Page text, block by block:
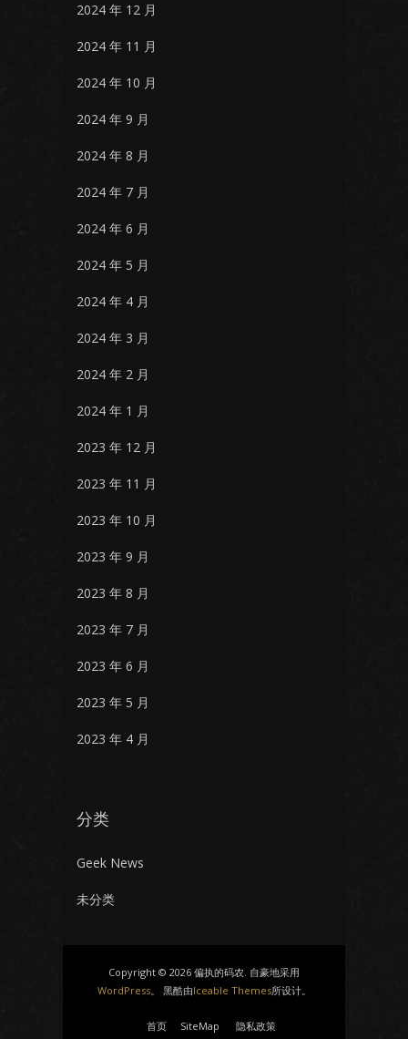
2024 年 12 月
2024 年 11 月
2024 年 10 月
2024 年 9 月
2024 年 8 月
2024 年 7 月
2024 年 6 月
2024 年 5 月
2024 年 4 月
2024 年 3 月
2024 年 2 月
2024 年 1 月
2023 年 12 月
2023 年 11 月
2023 年 10 月
2023 年 9 月
2023 年 8 月
2023 年 7 月
2023 年 6 月
2023 年 5 月
2023 年 4 月
分类
Geek News
未分类
Copyright © 2026 偏执的码农. 自豪地采用
WordPress。 黑酷由Iceable Themes所设计。
首页 SiteMap 隐私政策